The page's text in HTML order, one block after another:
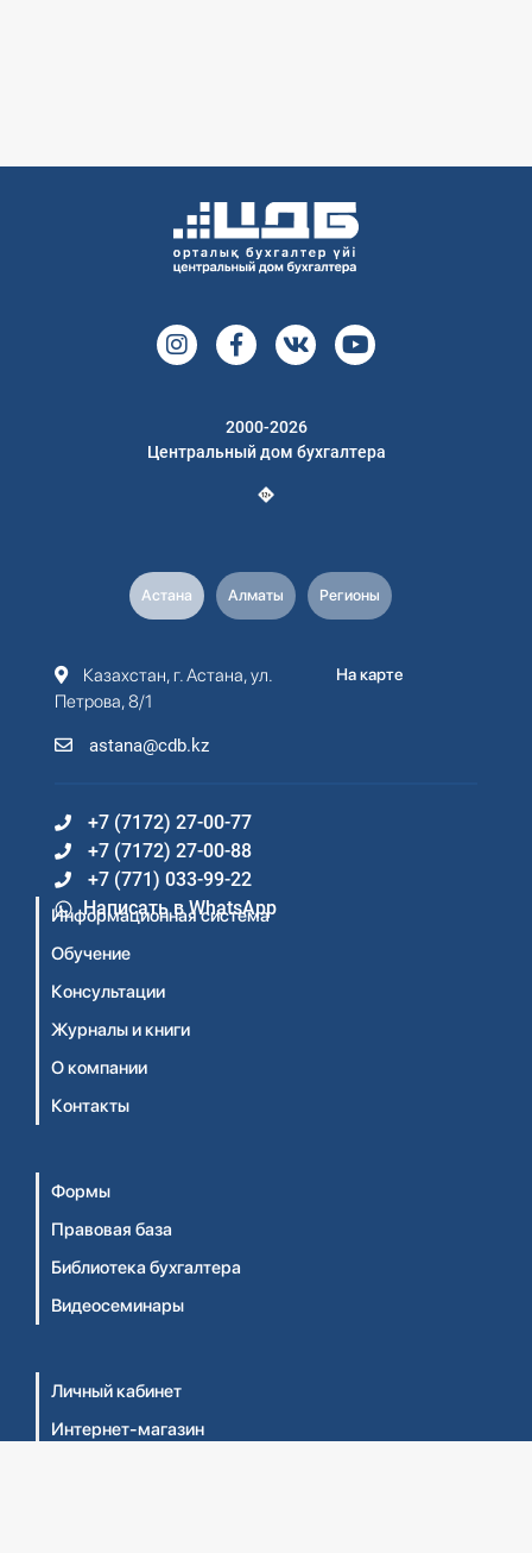
2000-2026
Центральный дом бухгалтера
Астана Алматы Регионы
Казахстан, г. Астана, ул.
Петрова, 8/1
astana@cdb.kz
На карте
+7 (7172) 27-00-77
+7 (7172) 27-00-88
+7 (771) 033-99-22
Написать в WhatsApp
Информационная система
Обучение
Консультации
Журналы и книги
О компании
Контакты
Формы
Правовая база
Библиотека бухгалтера
Видеосеминары
Личный кабинет
Интернет-магазин